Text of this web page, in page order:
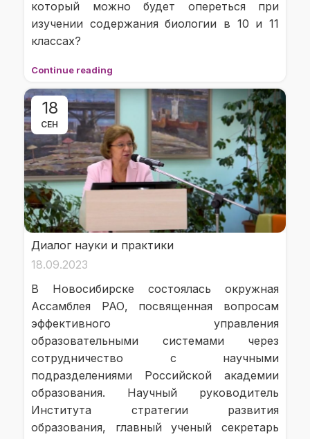
который можно будет опереться при
изучении содержания биологии в 10 и 11
классах?
Continue reading
18
СЕН
Диалог науки и практики
18.09.2023
В Новосибирске состоялась окружная
Ассамблея РАО, посвященная вопросам
эффективного управления
образовательными системами через
сотрудничество с научными
подразделениями Российской академии
образования. Научный руководитель
Института стратегии развития
образования, главный ученый секретарь